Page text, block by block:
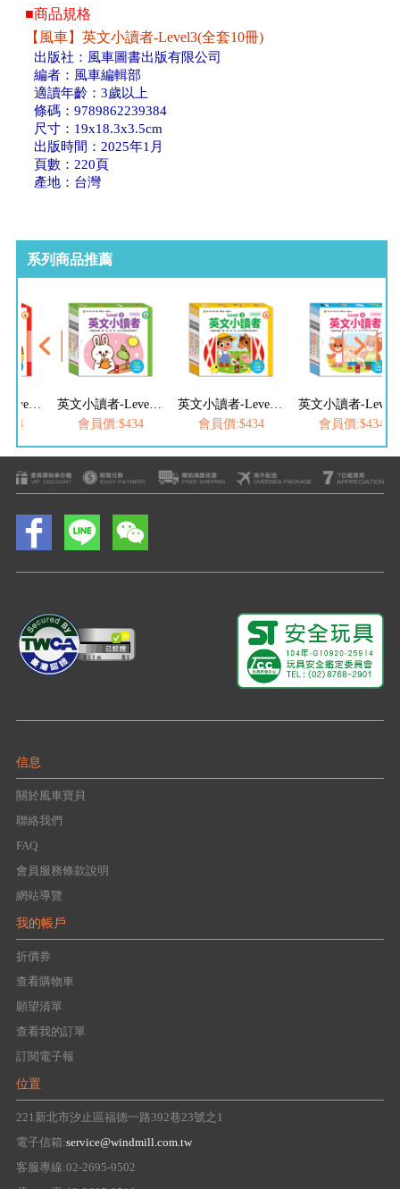
■商品規格
【風車】英文小讀者-Level3(全套10冊)
出版社：風車圖書出版有限公司
編者：風車編輯部
適讀年齡：3歲以上
條碼：9789862239384
尺寸：19x18.3x3.5cm
出版時間：2025年1月
頁數：220頁
產地：台灣
系列商品推薦
英文小讀者-Level1(全套10冊)
英文小讀者-Level2(全套10冊)
會員價:$434
英文小讀者-Level3(全套10冊)
會員價:$434
會員價:$434
信息
關於風車寶貝
聯絡我們
FAQ
會員服務條款說明
網站導覽
我的帳戶
折價券
查看購物車
願望清單
查看我的訂單
訂閱電子報
位置
221新北市汐止區福德一路392巷23號之1
電子信箱:service@windmill.com.tw
客服專線:02-2695-9502